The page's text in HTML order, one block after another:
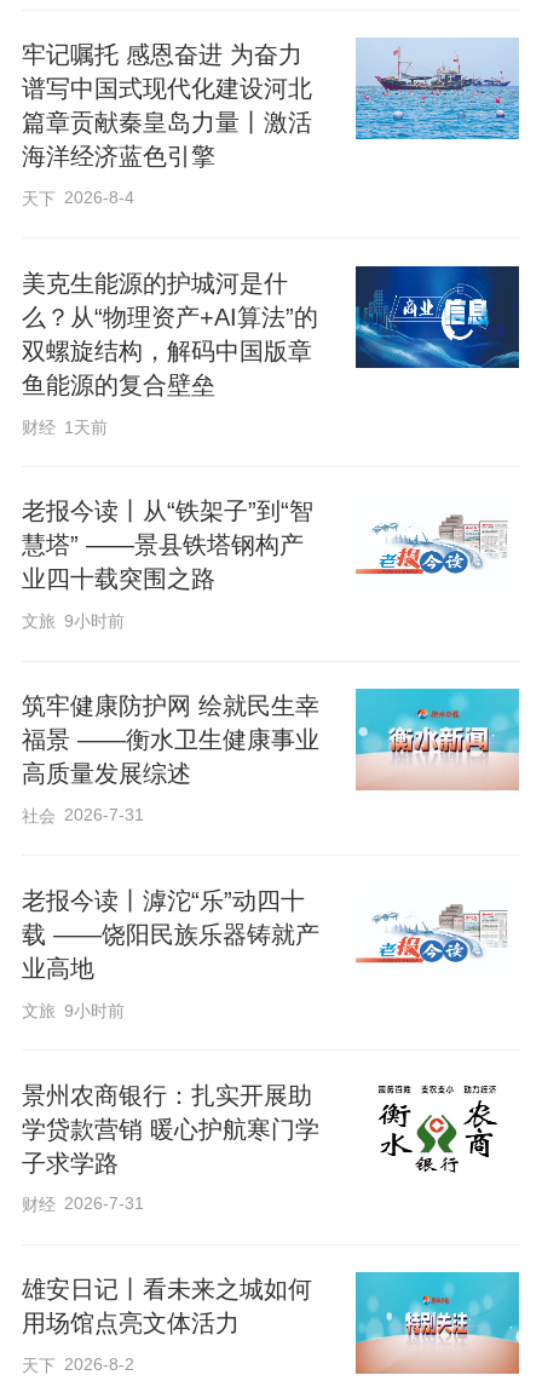
决赛环节，选手们紧扣岗位实际，以翔实
数据和鲜活一线案例为支撑，生动讲述扎
根基层、履职尽责的成长故事，坦诚分享
实践中的思考与收获。赛后经验交流环
轨迹与岗位历练心得，围绕工作方法、职
业规划等话题，与在场青年员工深入对
话，针对性解答困惑与难题，切实发挥“传
帮带”的示范作用，为青年成才引路赋能。
力的“试金石”，也是补短强优的“加油站”。
今后将以此为契机，正视不足、精进技
本次赛事是国网枣强县供电公司常态化推
进青年人才培养、激活队伍活力的关键一
步。公司将持续完善“培育、选拔、成长、
交流历练平台，不断激发青年潜能，锻造
一支政治过硬、本领高强、作风优良的青
年铁军，为公司高质量发展筑牢人才根
基。
崔广尚 邢晋
牢记嘱托 感恩奋进 为奋力
谱写中国式现代化建设河北
篇章贡献秦皇岛力量丨激活
海洋经济蓝色引擎
天下 2026-8-4
美克生能源的护城河是什
么？从“物理资产+AI算法”的
双螺旋结构，解码中国版章
鱼能源的复合壁垒
财经 1天前
老报今读丨从“铁架子”到“智
慧塔” ——景县铁塔钢构产
业四十载突围之路
文旅 9小时前
筑牢健康防护网 绘就民生幸
福景 ——衡水卫生健康事业
高质量发展综述
社会 2026-7-31
老报今读丨滹沱“乐”动四十
载 ——饶阳民族乐器铸就产
业高地
文旅 9小时前
景州农商银行：扎实开展助
学贷款营销 暖心护航寒门学
子求学路
财经 2026-7-31
雄安日记丨看未来之城如何
用场馆点亮文体活力
天下 2026-8-2